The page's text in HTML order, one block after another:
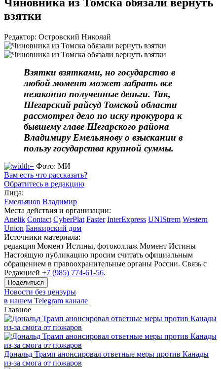
взятки
Редактор: Островский Николай
Взятки взятками, но государство в
любой момент может забрать все
незаконно полученные деньги. Так,
Шегарский райсуд Томской области
рассмотрел дело по иску прокурора к
бывшему главе Шегарского района
Владимиру Емельянову о взыскании в
пользу государства крупной суммы.
Фото: МИ
Вам есть что рассказать?
Обратитесь в редакцию
Лица:
Емельянов Владимир
Места действия и организации:
Anelik Contact CyberPlat Faster InterExpress UNIStrem Western
Union Банкирский дом
Источники материала:
редакция Момент Истины, фотоколлаж Момент Истины
Настоящую публикацию просим считать официальным
обращением в правоохранительные органы России. Связь с
Редакцией +7 (985) 774-61-56.
Поделиться
Новости без цензуры
в нашем Telegram канале
Главное
Дональд Трамп анонсировал ответные меры против Канады
из-за смога от пожаров